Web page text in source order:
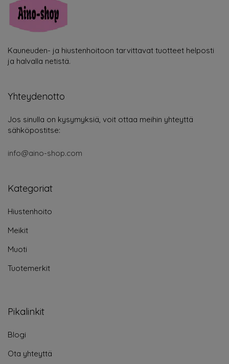
Kauneuden- ja hiustenhoitoon tarvittavat tuotteet helposti
ja halvalla netistä.
Yhteydenotto
Jos sinulla on kysymyksiä, voit ottaa meihin yhteyttä
sähköpostitse:
info@aino-shop.com
Kategoriat
Hiustenhoito
Meikit
Muoti
Tuotemerkit
Pikalinkit
Blogi
Ota yhteyttä